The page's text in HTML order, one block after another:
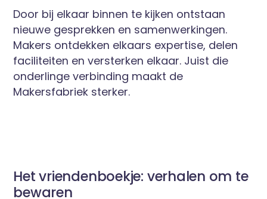
Door bij elkaar binnen te kijken ontstaan
nieuwe gesprekken en samenwerkingen.
Makers ontdekken elkaars expertise, delen
faciliteiten en versterken elkaar. Juist die
onderlinge verbinding maakt de
Makersfabriek sterker.
Het vriendenboekje: verhalen om te
bewaren